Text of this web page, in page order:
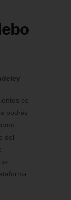
de
podrás
del